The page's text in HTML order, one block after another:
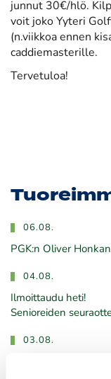
junnut 30€/hlö.
voit joko Yyteri
(n.viikkoa ennen
caddiemasterille.
Tervetuloa!
06.08.
PGK:n Oliver
04.08.
Ilmoittaudu heti!
​​​​​​​Senioreiden
03.08.
PGK:n miesten ja